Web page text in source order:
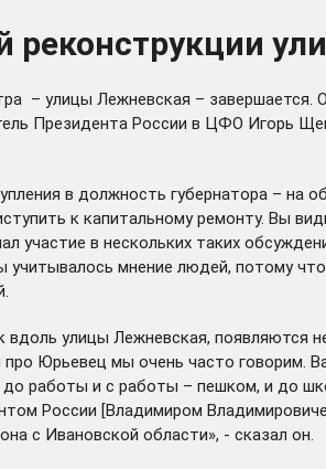
реконструкции
– улицы Лежневская –
Президента России в ЦФО Игорь
в должность губернатора –
к капитальному ремонту. Вы
участие в нескольких таких
мнение людей, потому
улицы Лежневская, появляются
Юрьевец мы очень часто говорим.
работы и с работы – пешком, и до
России [Владимиром
с Ивановской области», - сказал он.